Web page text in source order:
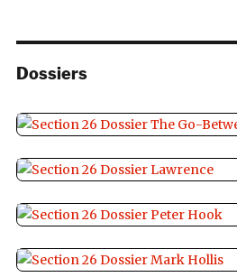
Dossiers